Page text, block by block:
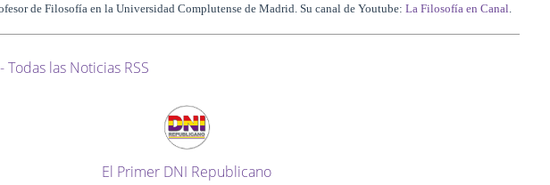
de Filosofía en la Universidad Complutense de Madrid. Su canal de Youtube: La Filosofía en Canal
las Noticias RSS
El Primer DNI Republicano